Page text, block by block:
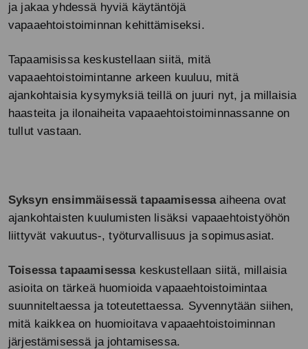
ja jakaa yhdessä hyviä käytäntöjä
vapaaehtoistoiminnan kehittämiseksi.
Tapaamisissa keskustellaan siitä, mitä
vapaaehtoistoimintanne arkeen kuuluu, mitä
ajankohtaisia kysymyksiä teillä on juuri nyt, ja millaisia
haasteita ja ilonaiheita vapaaehtoistoiminnassanne on
tullut vastaan.
Syksyn ensimmäisessä tapaamisessaaiheena ovat
ajankohtaisten kuulumisten lisäksi vapaaehtoistyöhön
liittyvät vakuutus-, työturvallisuus ja sopimusasiat.
Toisessa tapaamisessakeskustellaan siitä, millaisia
asioita on tärkeä huomioida vapaaehtoistoimintaa
suunniteltaessa ja toteutettaessa. Syvennytään siihen,
mitä kaikkea on huomioitava vapaaehtoistoiminnan
järjestämisessä ja johtamisessa.